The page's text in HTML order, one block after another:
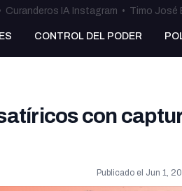
Curanderos IA Instagram • Timo José
CONTROL DEL PODER
con
Publicado el Jun 1,